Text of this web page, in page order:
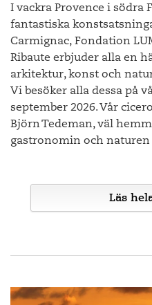
I vackra Provence i
fantastiska
Carmignac, Fondation
Ribaute erbjuder alla en
arkitektur, konst och
Vi besöker alla dessa på
september 2026. Vår
Björn Tedeman, väl
gastronomin och naturen
Läs
svårt att undvika namn som